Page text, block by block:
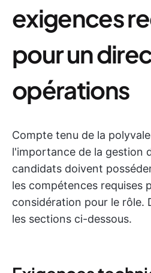
exigences
pour un
opérations
Compte tenu de la
l'importance de la gestion
candidats doivent
les compétences requises
considération pour le rôle.
les sections ci-dessous.